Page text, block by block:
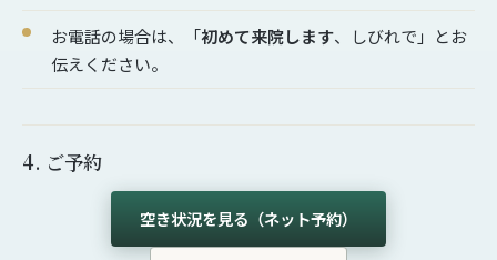
お電話の場合は、「初めて来院します、しびれで」とお
伝えください。
4. ご予約
空き状況を見る（ネット予約）